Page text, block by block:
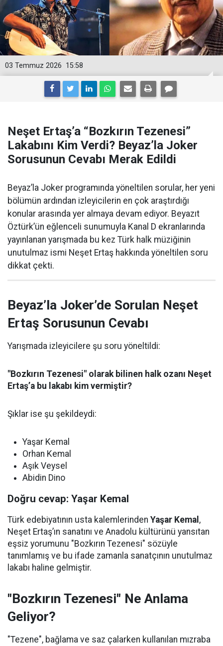
15:58
03 Temmuz 2026
Neşet Ertaş’a “Bozkırın Tezenesi”
Lakabını Kim Verdi? Beyaz’la Joker
Sorusunun Cevabı Merak Edildi
Beyaz’la Joker programında yöneltilen sorular, her yeni
bölümün ardından izleyicilerin en çok araştırdığı
konular arasında yer almaya devam ediyor. Beyazıt
Öztürk’ün eğlenceli sunumuyla Kanal D ekranlarında
yayınlanan yarışmada bu kez Türk halk müziğinin
unutulmaz ismi Neşet Ertaş hakkında yöneltilen soru
dikkat çekti.
Beyaz’la Joker’de Sorulan Neşet
Ertaş Sorusunun Cevabı
Yarışmada izleyicilere şu soru yöneltildi:
"Bozkırın Tezenesi" olarak bilinen halk ozanı Neşet
Ertaş’a bu lakabı kim vermiştir?
Şıklar ise şu şekildeydi:
Yaşar Kemal
Orhan Kemal
Aşık Veysel
Abidin Dino
Doğru cevap: Yaşar Kemal
Türk edebiyatının usta kalemlerinden Yaşar Kemal ,
Neşet Ertaş’ın sanatını ve Anadolu kültürünü yansıtan
eşsiz yorumunu "Bozkırın Tezenesi" sözüyle
tanımlamış ve bu ifade zamanla sanatçının unutulmaz
lakabı haline gelmiştir.
"Bozkırın Tezenesi" Ne Anlama
Geliyor?
"Tezene", bağlama ve saz çalarken kullanılan mızraba